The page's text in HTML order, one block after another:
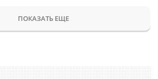
ПОКАЗАТЬ ЕЩЕ